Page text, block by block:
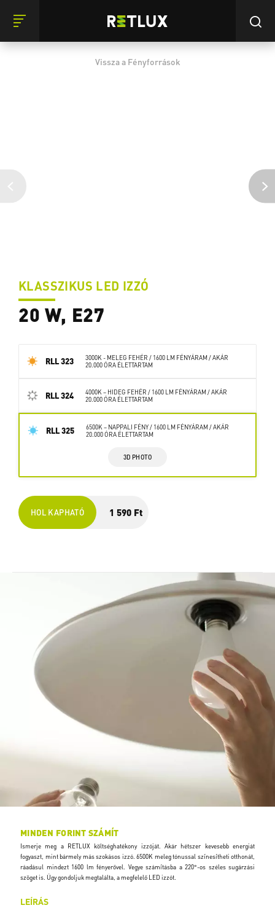
Vissza a Fényforrások
KLASSZIKUS LED IZZÓ
20 W, E27
RLL 323
3000K - MELEG FEHÉR / 1600 LM FÉNYÁRAM / AKÁR
20.000 ÓRA ÉLETTARTAM
RLL 324
4000K – HIDEG FEHÉR / 1600 LM FÉNYÁRAM / AKÁR
20.000 ÓRA ÉLETTARTAM
RLL 325
6500K – NAPPALI FÉNY / 1600 LM FÉNYÁRAM / AKÁR
20.000 ÓRA ÉLETTARTAM
3D PHOTO
HOL KAPHATÓ 1 590 Ft
MINDEN FORINT SZÁMÍT
Ismerje meg a RETLUX költséghatékony izzóját. Akár hétszer kevesebb energiát
fogyaszt, mint bármely más szokásos izzó. 6500K meleg tónussal színesítheti otthonát,
ráadásul mindezt 1600 lm fényerővel. Vegye számításba a 220°-os széles sugárzási
szöget is. Úgy gondoljuk megtalálta, a megfelelő LED izzót.
LEÍRÁS